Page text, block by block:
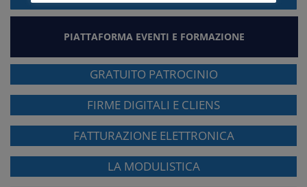
PIATTAFORMA EVENTI E FORMAZIONE
GRATUITO PATROCINIO
FIRME DIGITALI E CLIENS
FATTURAZIONE ELETTRONICA
LA MODULISTICA